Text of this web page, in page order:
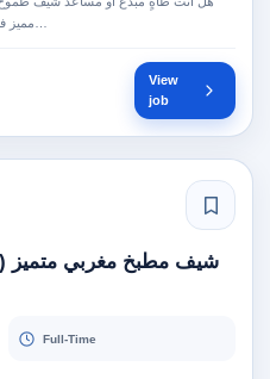
View
job
شيف مطبخ مغربي متميز (Moroccan Cuisine Chef)
Full-Time